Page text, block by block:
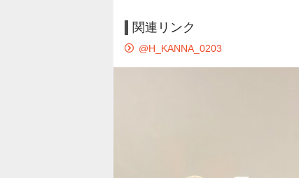
関連リンク
@H_KANNA_0203